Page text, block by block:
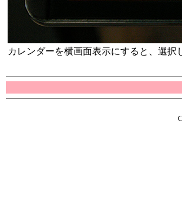
カレンダーを横画面表示にすると、選択